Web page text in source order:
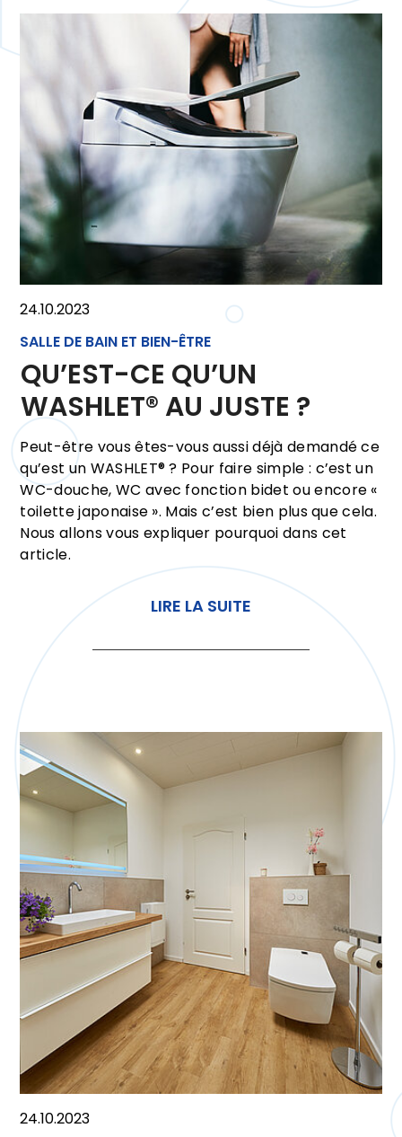
SALLE DE BAIN ET BIEN-ÊTRE
24.10.2023
QU’EST-CE QU’UN
WASHLET® AU JUSTE ?
Peut-être vous êtes-vous aussi déjà demandé ce
qu’est un WASHLET® ? Pour faire simple : c’est un
WC-douche, WC avec fonction bidet ou encore «
toilette japonaise ». Mais c’est bien plus que cela.
Nous allons vous expliquer pourquoi dans cet
article.
LIRE LA SUITE
24.10.2023